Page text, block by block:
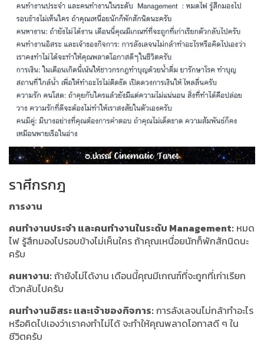
ราศีกรกฎ
การงาน
คนทำงานประจำ และคนทำงานในระดับ Management: หมด
ไฟ รู้สึกมองไปรอบข้างไม่เห็นใคร ถ้าคุณเหนื่อยนักก็พักสักนิดนะ
ครับ
คนหางาน:ถ้ายังไม่ได้งาน เดือนนี้คุณมีเกณฑ์ที่จะถูกที่เก่าเรียก
ตัวกลับไปครับ
คนทำงานอิสระ และเจ้าของกิจการ:การลังเลจนไม่กล้าทำอะไร
หรือคิดไปเองว่าเราคงทำไม่ได้ จะทำให้คุณพลาดโอกาสดี ๆ ใน
ชีวิตครับ